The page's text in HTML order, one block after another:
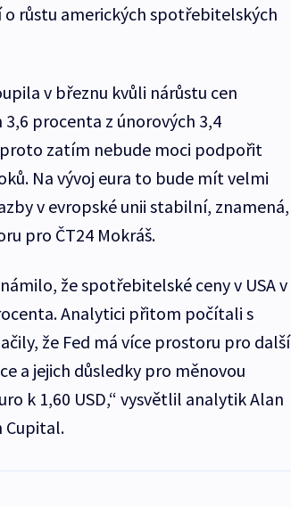
růstu amerických spotřebitelských
v březnu kvůli nárůstu cen
procenta z únorových 3,4
zatím nebude moci podpořit
Na vývoj eura to bude mít velmi
v evropské unii stabilní, znamená,
pro ČT24 Mokráš.
že spotřebitelské ceny v USA v
Analytici přitom počítali s
že Fed má více prostoru pro další
a jejich důsledky pro měnovou
k 1,60 USD,“ vysvětlil analytik Alan
Cupital.